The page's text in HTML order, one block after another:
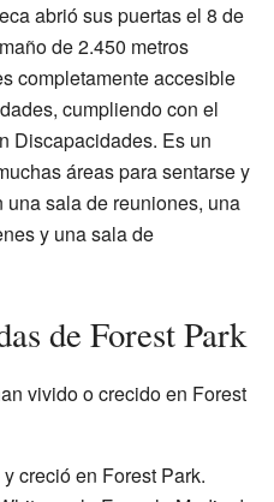
abrió sus puertas el 8 de
de 2.450 metros
completamente accesible
cumpliendo con el
Discapacidades. Es un
áreas para sentarse y
una sala de reuniones, una
y una sala de
de Forest Park
vivido o crecido en Forest
creció en Forest Park.